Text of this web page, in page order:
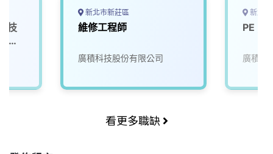
(技
師)
新北市新莊區
維修工程師
廣積科技股份有限公司
新北
PE ,
廣積科
看更多職缺